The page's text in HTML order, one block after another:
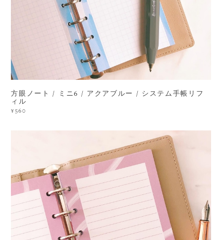
方眼ノート / ミニ6 / アクアブルー / システム手帳リフ
ィル
¥560